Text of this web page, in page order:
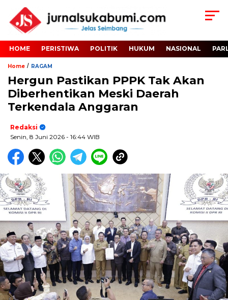
HOME PERISTIWA POLITIK HUKUM NASIONAL
Home / RAGAM
Hergun Pastikan PPPK Tak Akan
Diberhentikan Meski Daerah
Terkendala Anggaran
Redaksi
Senin, 8 Juni 2026 - 16:44 WIB